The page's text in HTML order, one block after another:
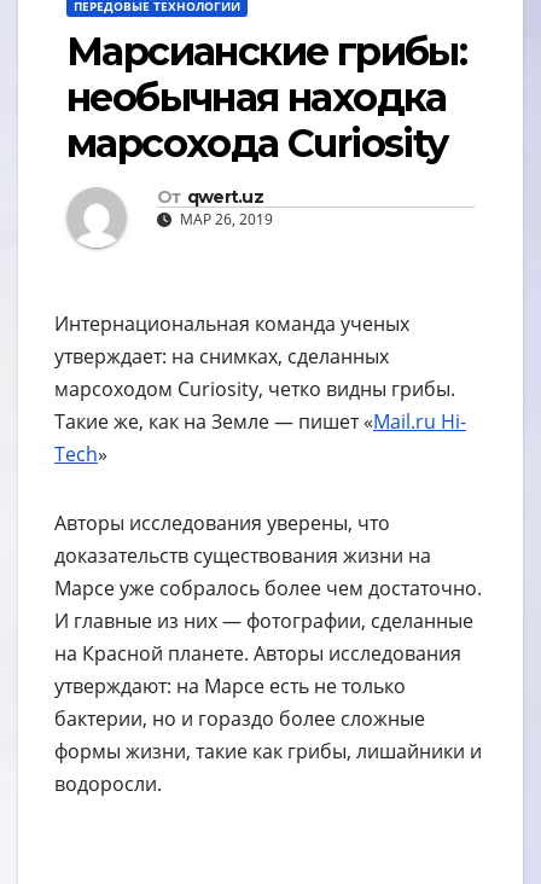
ПЕРЕДОВЫЕ ТЕХНОЛОГИИ
Марсианские грибы:
необычная находка
марсохода Curiosity
От qwert.uz
МАР 26, 2019
Интернациональная команда ученых
утверждает: на снимках, сделанных
марсоходом Curiosity, четко видны грибы.
Такие же, как на Земле — пишет «Mail.ru Hi-
Tech»
Авторы исследования уверены, что
доказательств существования жизни на
Марсе уже собралось более чем достаточно.
И главные из них — фотографии, сделанные
на Красной планете. Авторы исследования
утверждают: на Марсе есть не только
бактерии, но и гораздо более сложные
формы жизни, такие как грибы, лишайники и
водоросли.